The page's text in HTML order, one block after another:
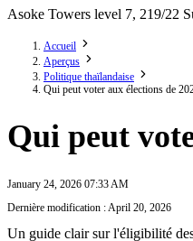
Asoke Towers level 7, 219/22
Accueil
Aperçus
Politique thaïlandaise
Qui peut voter aux élections de
Qui peut
January 24, 2026 07:33 AM
Dernière modification : April 20, 2026
Un guide clair sur l'éligibilité